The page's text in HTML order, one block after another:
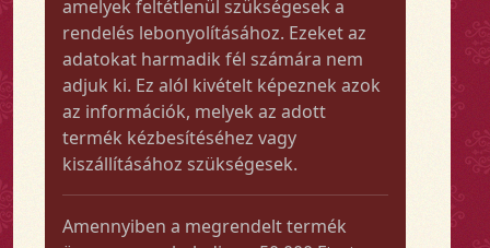
amelyek feltétlenül szükségesek a
rendelés lebonyolításához. Ezeket az
adatokat harmadik fél számára nem
adjuk ki. Ez alól kivételt képeznek azok
az információk, melyek az adott
termék kézbesítéséhez vagy
kiszállításához szükségesek.
Amennyiben a megrendelt termék